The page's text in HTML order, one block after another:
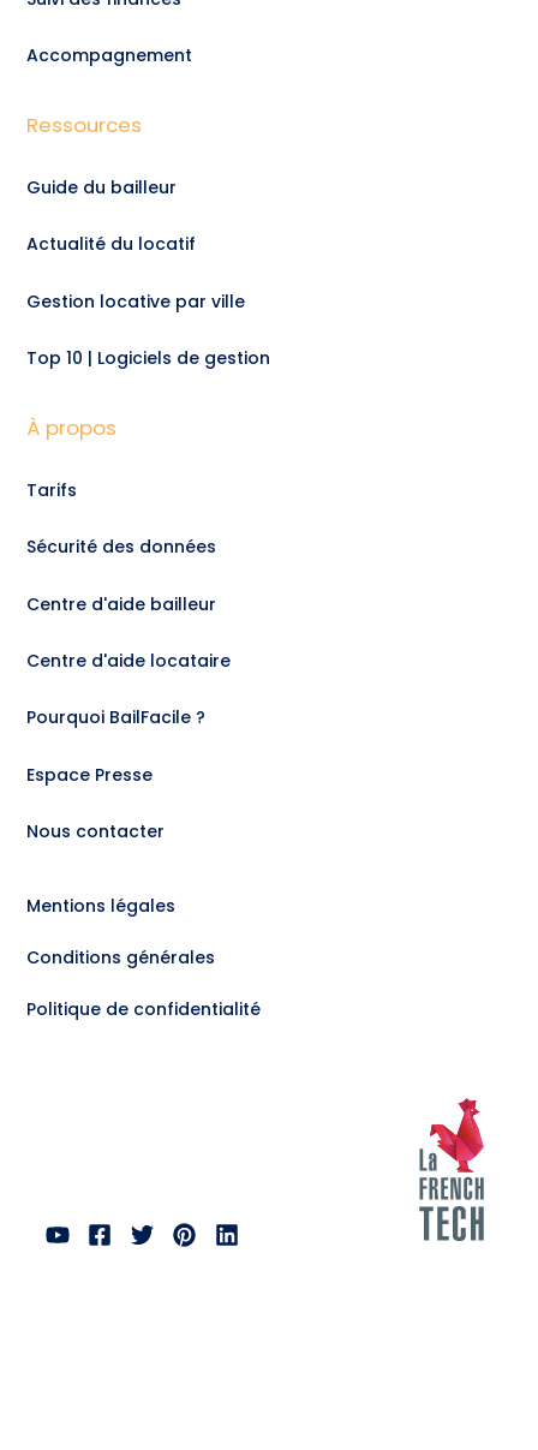
Accompagnement
Ressources
Guide du bailleur
Actualité du locatif
Gestion locative par ville
Top 10 | Logiciels de gestion
À propos
Tarifs
Sécurité des données
Centre d'aide bailleur
Centre d'aide locataire
Pourquoi BailFacile ?
Espace Presse
Nous contacter
Mentions légales
Conditions générales
Politique de confidentialité